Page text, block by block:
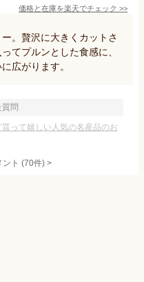
価格と在庫を楽天でチェック >>
。贅沢に大きくカットさ
てプルンとした食感に、
広がります。
問
って嬉しい人気の名産品のお
ト (70件) >